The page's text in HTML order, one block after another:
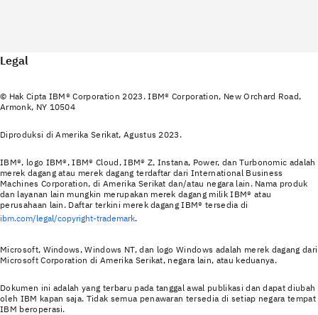
Legal
© Hak Cipta IBM® Corporation 2023. IBM® Corporation, New Orchard Road,
Armonk, NY 10504
Diproduksi di Amerika Serikat, Agustus 2023.
IBM®, logo IBM®, IBM® Cloud, IBM® Z, Instana, Power, dan Turbonomic adalah
merek dagang atau merek dagang terdaftar dari International Business
Machines Corporation, di Amerika Serikat dan/atau negara lain. Nama produk
dan layanan lain mungkin merupakan merek dagang milik IBM® atau
perusahaan lain. Daftar terkini merek dagang IBM® tersedia di
ibm.com/legal/copyright-trademark.
Microsoft, Windows, Windows NT, dan logo Windows adalah merek dagang dari
Microsoft Corporation di Amerika Serikat, negara lain, atau keduanya.
Dokumen ini adalah yang terbaru pada tanggal awal publikasi dan dapat diubah
oleh IBM kapan saja. Tidak semua penawaran tersedia di setiap negara tempat
IBM beroperasi.